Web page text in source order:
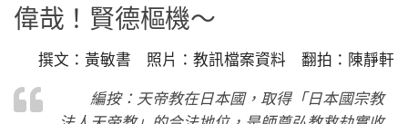
偉哉！賢德樞機～
撰文：黃敏書 照片：教訊檔案資料 翻拍：陳靜軒
編按：天帝教在日本國，取得「日本國宗教